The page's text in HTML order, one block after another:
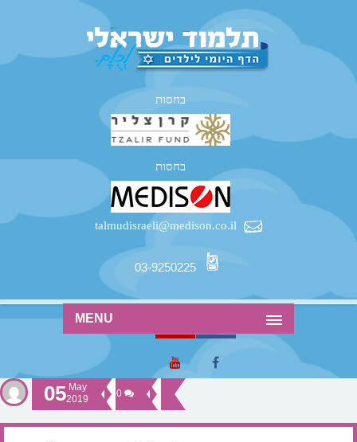
בחסות
בחסות
talmudisraeli@medison.co.il
03-9250225
MENU
05 May
2019
0